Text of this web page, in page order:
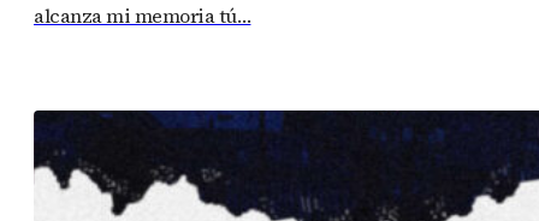
alcanza mi memoria tú…